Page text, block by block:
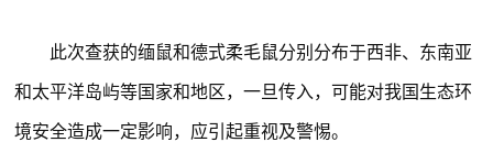
此次查获的缅鼠和德式柔毛鼠分别分布于西非、东南亚
和太平洋岛屿等国家和地区，一旦传入，可能对我国生态环
境安全造成一定影响，应引起重视及警惕。